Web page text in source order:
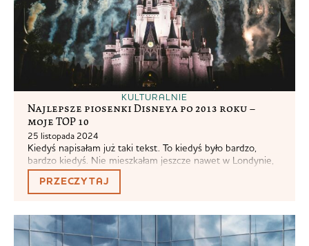
KULTURALNIE
Najlepsze piosenki Disneya po 2013 roku –
moje TOP 10
25 listopada 2024
Kiedyś napisałam już taki tekst. To kiedyś było bardzo,
bardzo kiedyś. Nie mieszkałam jeszcze nawet w Londynie,
miałam się przeprowadzić dopiero za pół roku. Wciąż byłam
świeżo po studiach, żyłam niedawnymi wspomnieniami
dawnego uczelnianego życia i krytycznego podejścia do
do Disneya. Chociaż nie, to mi nie przeszło...
PRZECZYTAJ